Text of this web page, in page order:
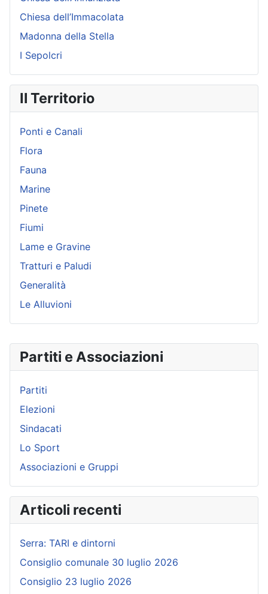
Partiti e Associazioni
Partiti
Elezioni
Sindacati
Lo Sport
Associazioni e Gruppi
Articoli recenti
Serra: TARI e dintorni
Consiglio comunale 30 luglio 2026
Consiglio 23 luglio 2026
Chiesa dell’Immacolata
Madonna della Stella
I Sepolcri
Il Territorio
Ponti e Canali
Flora
Fauna
Marine
Pinete
Fiumi
Lame e Gravine
Tratturi e Paludi
Generalità
Le Alluvioni